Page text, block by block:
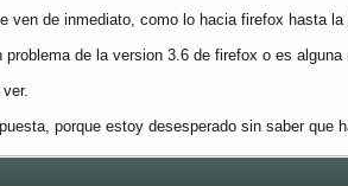
ven de inmediato, como lo hacia firefox hasta
de la version 3.6 de firefox o es
porque estoy desesperado sin saber que